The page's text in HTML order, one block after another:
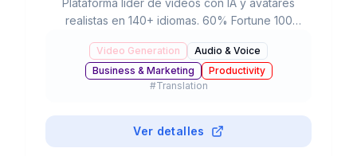
Plataforma líder de videos con IA y avatares
realistas en 140+ idiomas. 60% Fortune 100
reducción del 90% en tiempo de producción.
Video Generation
Audio & Voice
Business & Marketing
Productivity
#Translation
Ver detalles